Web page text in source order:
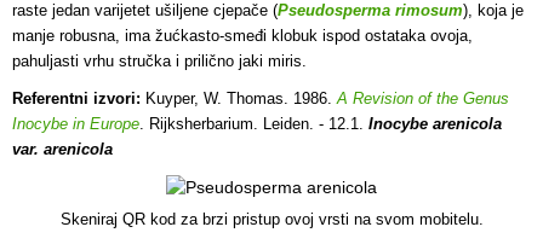
raste jedan varijetet ušiljene cjepače (Pseudosperma rimosum), koja je
manje robusna, ima žućkasto-smeđi klobuk ispod ostataka ovoja,
pahuljasti vrhu stručka i prilično jaki miris.
Referentni izvori: Kuyper, W. Thomas. 1986.A Revision of the Genus
Inocybe in Europe. Rijksherbarium. Leiden. - 12.1. Inocybe arenicola
var. arenicola
Skeniraj QR kod za brzi pristup ovoj vrsti na svom mobitelu.